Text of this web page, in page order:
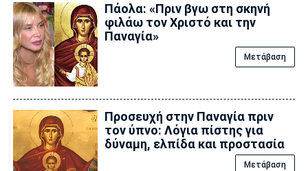
Πάολα: «Πριν βγω στη σκηνή
φιλάω τον Χριστό και την
Παναγία»
Μετάβαση
Προσευχή στην Παναγία πριν
τον ύπνο: Λόγια πίστης για
δύναμη, ελπίδα και προστασία
Μετάβαση